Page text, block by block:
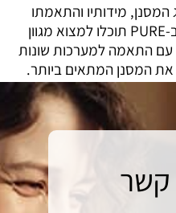
מידותיו והתאמתו
למערכת האוסמוזה שברשותכם. ב-PURE תוכלו למצוא מגוון
עם התאמה למערכות שונות
את המסנן המתאים ביותר.
קשר